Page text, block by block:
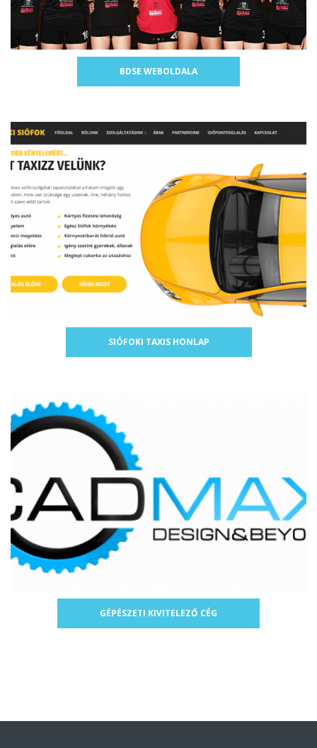
BDSE WEBOLDALA
SIÓFOKI TAXIS HONLAP
GÉPÉSZETI KIVITELEZŐ CÉG